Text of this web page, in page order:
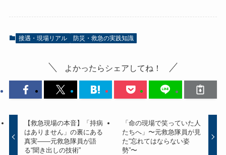
接遇・現場リアル 防災・救急の実践知識
よかったらシェアしてね！
【救急現場の本音】「持病
はありません」の裏にある
真実――元救急隊員が語
る“聞き出しの技術”
「命の現場で笑っていた人
たちへ」〜元救急隊員が見
た“忘れてはならない姿
勢”〜